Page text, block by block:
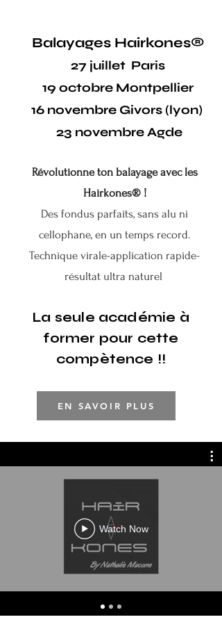
Balayages Hairkones®
27 juillet Paris
19 octobre Montpellier
16 novembre Givors (lyon)
23 novembre Agde
Révolutionne ton balayage avec les
Hairkones® !
Des fondus parfaits, sans alu ni
cellophane, en un temps record.
Technique virale-application rapide-
résultat ultra naturel
La seule académie à
former pour cette
compètence !!
EN SAVOIR PLUS
Watch Now